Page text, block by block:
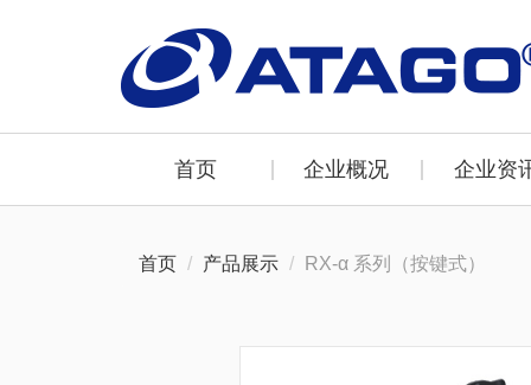
首页 企业概况 企业资
首页 产品展示 RX-α 系列（按键式）